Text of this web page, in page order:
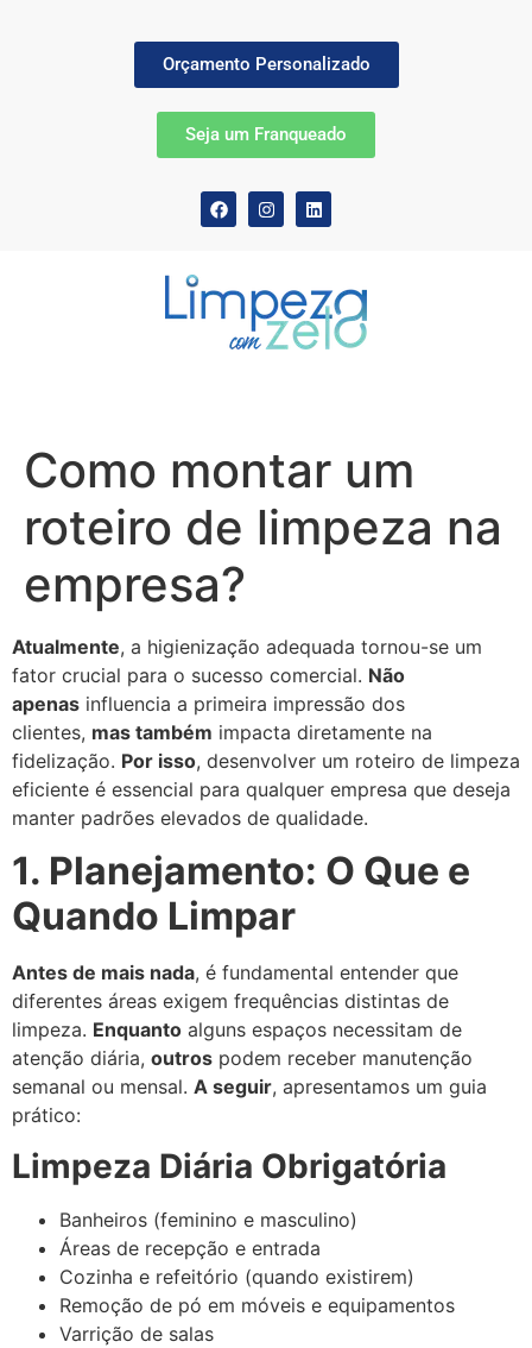
Orçamento Personalizado
Seja um Franqueado
Como montar um
roteiro de limpeza na
empresa?
Atualmente, a higienização adequada tornou-se um
fator crucial para o sucesso comercial. Não
apenas influencia a primeira impressão dos
clientes, mas também impacta diretamente na
fidelização. Por isso, desenvolver um roteiro de limpeza
eficiente é essencial para qualquer empresa que deseja
manter padrões elevados de qualidade.
1. Planejamento: O Que e
Quando Limpar
Antes de mais nada, é fundamental entender que
diferentes áreas exigem frequências distintas de
limpeza. Enquanto alguns espaços necessitam de
atenção diária, outros podem receber manutenção
semanal ou mensal. A seguir, apresentamos um guia
prático:
Limpeza Diária Obrigatória
Banheiros (feminino e masculino)
Áreas de recepção e entrada
Cozinha e refeitório (quando existirem)
Remoção de pó em móveis e equipamentos
Varrição de salas